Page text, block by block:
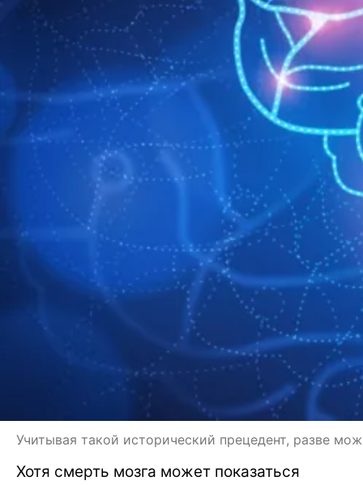
Учитывая такой исторический прецедент, разве
Хотя смерть мозга может показаться